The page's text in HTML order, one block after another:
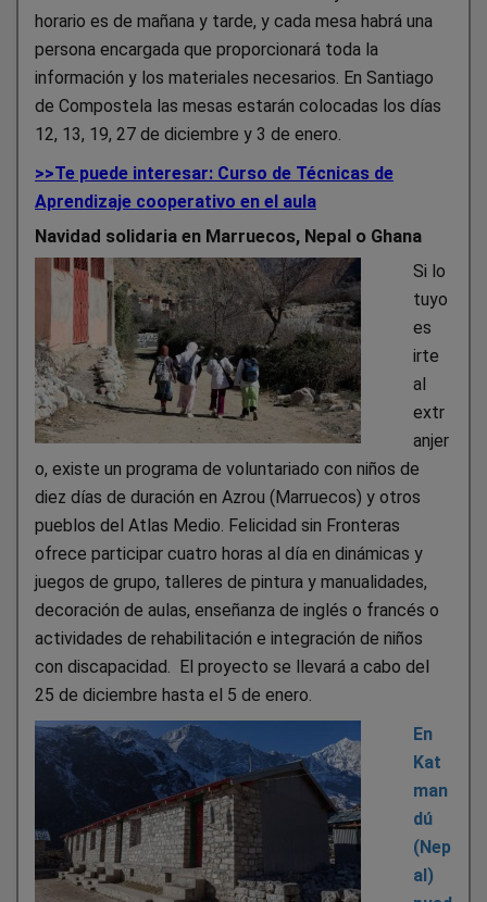
horario es de mañana y tarde, y cada mesa habrá una
persona encargada que proporcionará toda la
información y los materiales necesarios. En Santiago
de Compostela las mesas estarán colocadas los días
12, 13, 19, 27 de diciembre y 3 de enero.
>>Te puede interesar: Curso de Técnicas de
Aprendizaje cooperativo en el aula
Navidad solidaria en Marruecos, Nepal o Ghana
Si lo
tuyo
es
irte
al
extr
anjer
o, existe un programa de voluntariado con niños de
diez días de duración en Azrou (Marruecos) y otros
pueblos del Atlas Medio. Felicidad sin Fronteras
ofrece participar cuatro horas al día en dinámicas y
juegos de grupo, talleres de pintura y manualidades,
decoración de aulas, enseñanza de inglés o francés o
actividades de rehabilitación e integración de niños
con discapacidad. El proyecto se llevará a cabo del
25 de diciembre hasta el 5 de enero.
En
Kat
man
dú
(Nep
al)